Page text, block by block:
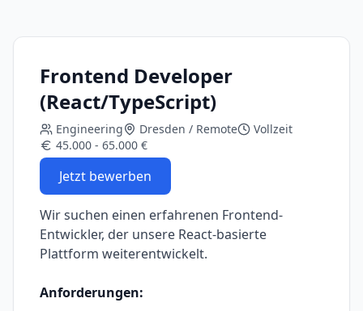
Frontend Developer
(React/TypeScript)
Engineering Dresden / Remote
Vollzeit
45.000 - 65.000 €
Jetzt bewerben
Wir suchen einen erfahrenen Frontend-
Entwickler, der unsere React-basierte
Plattform weiterentwickelt.
Anforderungen: